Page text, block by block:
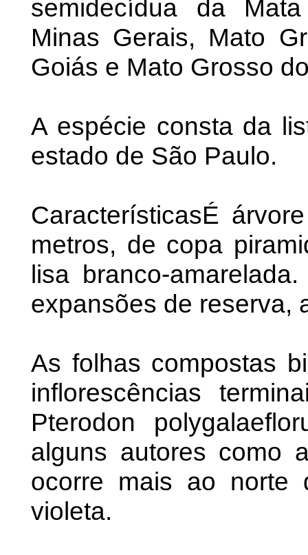
semidecídua da
Minas Gerais, Mato
Goiás e Mato Grosso
A espécie consta da
estado de São Paulo.
CaracterísticasÉ
metros, de copa
lisa branco-
expansões de reserva,
As folhas compostas
inflorescências
Pterodon
alguns autores como
ocorre mais ao norte
violeta.